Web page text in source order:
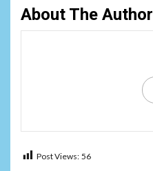
About The Author
Post Views: 56